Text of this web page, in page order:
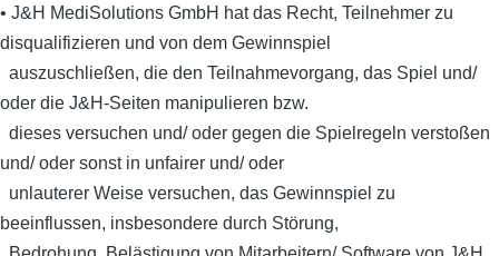
• J&H MediSolutions GmbH hat das Recht, Teilnehmer zu
disqualifizieren und von dem Gewinnspiel
auszuschließen, die den Teilnahmevorgang, das Spiel und/
oder die J&H-Seiten manipulieren bzw.
dieses versuchen und/ oder gegen die Spielregeln verstoßen
und/ oder sonst in unfairer und/ oder
unlauterer Weise versuchen, das Gewinnspiel zu
beeinflussen, insbesondere durch Störung,